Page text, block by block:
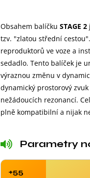
Obsahem balíčku STAGE 2
tzv. "zlatou střední
reproduktorů ve voze a
sedadlo. Tento balíček je
výraznou změnu v
dynamický prostorový
nežádoucích rezonancí.
plně kompatibilní a nijak
Parametry
+55